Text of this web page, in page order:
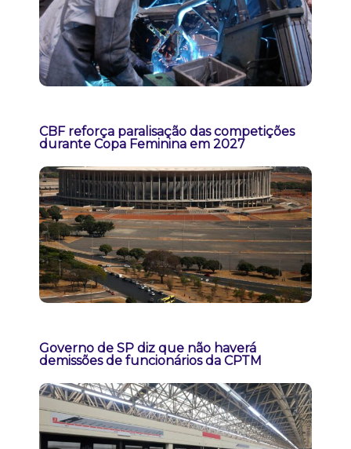
CBF reforça paralisação das competições
durante Copa Feminina em 2027
Governo de SP diz que não haverá
demissões de funcionários da CPTM